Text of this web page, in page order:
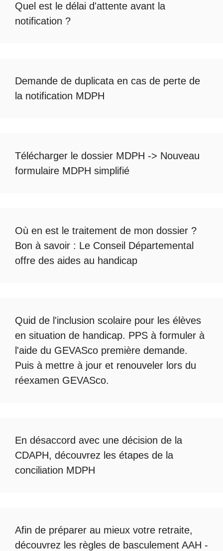
Quel est le délai d'attente avant la
notification ?
Demande de duplicata en cas de perte de
la notification MDPH
Télécharger le dossier MDPH -> Nouveau
formulaire MDPH simplifié
Où en est le traitement de mon dossier ?
Bon à savoir : Le Conseil Départemental
offre des aides au handicap
Quid de l'inclusion scolaire pour les élèves
en situation de handicap. PPS à formuler à
l'aide du GEVASco première demande.
Puis à mettre à jour et renouveler lors du
réexamen GEVASco.
En désaccord avec une décision de la
CDAPH, découvrez les étapes de la
conciliation MDPH
Afin de préparer au mieux votre retraite,
découvrez les règles de basculement AAH -